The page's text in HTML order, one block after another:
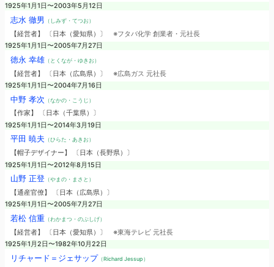
1925年1月1日〜2003年5月12日
志水 徹男 （しみず・てつお）
【経営者】 〔日本（愛知県）〕 ※フタバ化学 創業者・元社長
1925年1月1日〜2005年7月27日
徳永 幸雄（とくなが・ゆきお）
【経営者】 〔日本（広島県）〕 ※広島ガス 元社長
1925年1月1日〜2004年7月16日
中野 孝次 （なかの・こうじ）
【作家】 〔日本（千葉県）〕
1925年1月1日〜2014年3月19日
平田 暁夫 （ひらた・あきお）
【帽子デザイナー】 〔日本（長野県）〕
1925年1月1日〜2012年8月15日
山野 正登（やまの・まさと）
【通産官僚】 〔日本（広島県）〕
1925年1月1日〜2005年7月27日
若松 信重（わかまつ・のぶしげ）
【経営者】 〔日本（愛知県）〕 ※東海テレビ 元社長
1925年1月2日〜1982年10月22日
リチャード＝ジェサップ （Richard Jessup）